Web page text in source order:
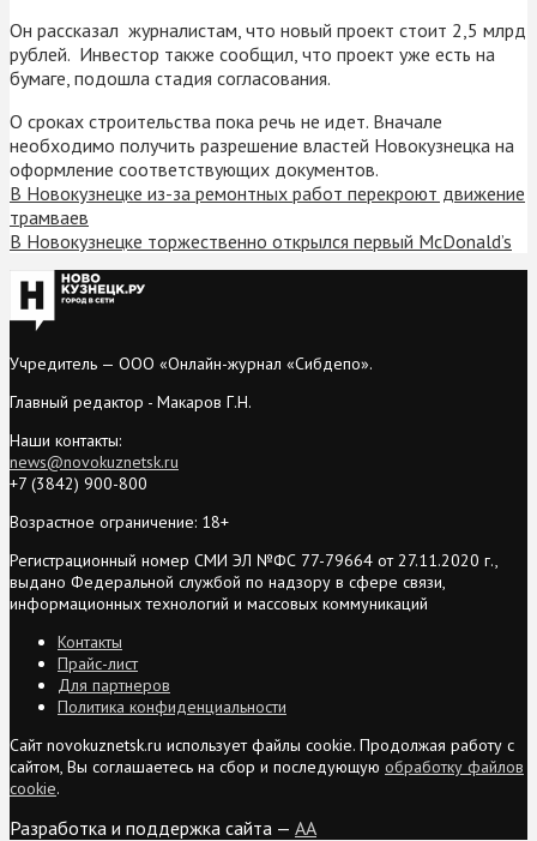
Он рассказал журналистам, что новый проект стоит 2,5 млрд
рублей. Инвестор также сообщил, что проект уже есть на
бумаге, подошла стадия согласования.
О сроках строительства пока речь не идет. Вначале
необходимо получить разрешение властей Новокузнецка на
оформление соответствующих документов.
В Новокузнецке из-за ремонтных работ перекроют движение
трамваев
В Новокузнецке торжественно открылся первый McDonald’s
Учредитель — ООО «Онлайн-журнал «Сибдепо».
Главный редактор - Макаров Г.Н.
Наши контакты:
news@novokuznetsk.ru
+7 (3842) 900-800
Возрастное ограничение: 18+
Регистрационный номер СМИ ЭЛ №ФС 77-79664 от 27.11.2020 г.,
выдано Федеральной службой по надзору в сфере связи,
информационных технологий и массовых коммуникаций
Контакты
Прайс-лист
Для партнеров
Политика конфиденциальности
Сайт novokuznetsk.ru использует файлы cookie. Продолжая работу с
сайтом, Вы соглашаетесь на сбор и последующую обработку файлов
cookie.
Разработка и поддержка сайта — AA